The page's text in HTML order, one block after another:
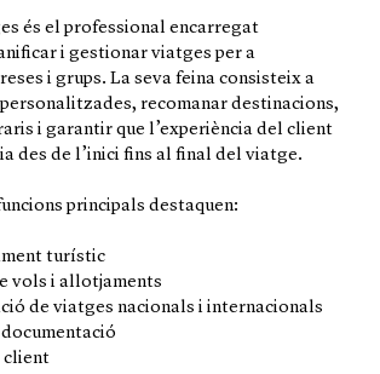
és el professional encarregat
i gestionar viatges per a
i grups. La seva feina consisteix a
recomanar destinacions,
i garantir que l’experiència del client
des de l’inici fins al final del viatge.
principals destaquen:
turístic
vols i allotjaments
de viatges nacionals i internacionals
client